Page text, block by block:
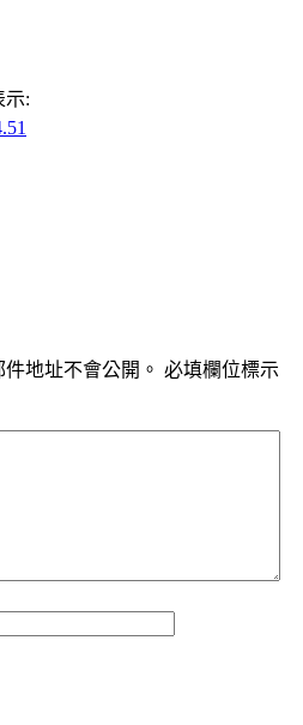
示:
地址不會公開。 必填欄位標示